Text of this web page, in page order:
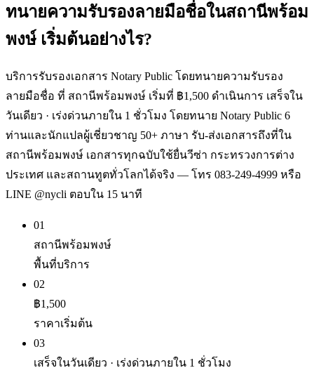
ทนายความรับรองลายมือชื่อในสถานีพร้อม
พงษ์ เริ่มต้นอย่างไร?
บริการรับรองเอกสาร Notary Public โดยทนายความรับรอง
ลายมือชื่อ ที่ สถานีพร้อมพงษ์ เริ่มที่ ฿1,500 ดำเนินการ เสร็จใน
วันเดียว · เร่งด่วนภายใน 1 ชั่วโมง โดยทนาย Notary Public 6
ท่านและนักแปลผู้เชี่ยวชาญ 50+ ภาษา รับ-ส่งเอกสารถึงที่ใน
สถานีพร้อมพงษ์ เอกสารทุกฉบับใช้ยื่นวีซ่า กระทรวงการต่าง
ประเทศ และสถานทูตทั่วโลกได้จริง — โทร 083-249-4999 หรือ
LINE @nycli ตอบใน 15 นาที
01
สถานีพร้อมพงษ์
พื้นที่บริการ
02
฿1,500
ราคาเริ่มต้น
03
เสร็จในวันเดียว · เร่งด่วนภายใน 1 ชั่วโมง